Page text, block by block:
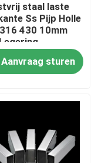
staal laste
Ss Pijp Holle
430 10mm
Aanvraag sturen